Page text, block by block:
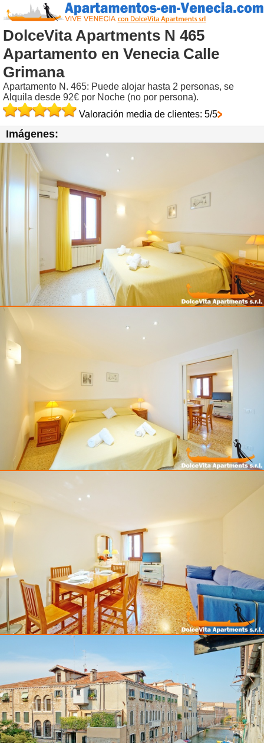
DolceVita Apartments N 465
Apartamento en Venecia Calle
Grimana
Apartamento N. 465: Puede alojar hasta 2 personas, se
Alquila desde 92€ por Noche (no por persona).
Valoración media de clientes: 5/5
Imágenes: